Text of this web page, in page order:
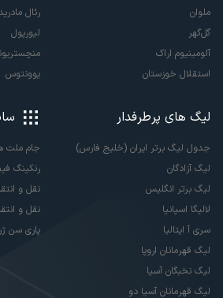
ملوان
گل‌گهر
آلومینیوم اراک
استقلال خوزستان
رئال مادرید
لیورپول
یوونتوس
لیگ های پرطرفدار
جدول لیگ برتر ایران (خلیج فارس)
لیگ آزادگان
لیگ برتر انگلیس
لالیگا اسپانیا
سری آ ایتالیا
لیگ قهرمانان اروپا
لیگ نخبگان آسیا
لیگ قهرمانان آسیا دو
جام ملت
رنکینگ
نقل و
نقل و
پاری سن